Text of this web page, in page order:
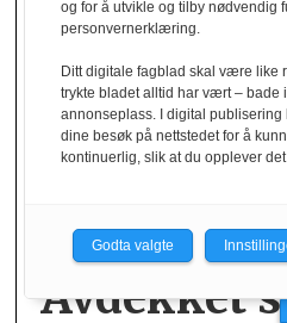
Avdekket
og for å utvikle og tilby nødvendig
personvernerklæring.
Ditt digitale fagblad skal være like
trykte bladet alltid har vært – bade
annonseplass. I digital publisering
dine besøk på nettstedet for å
kontinuerlig, slik at du opplever
Godta valgte